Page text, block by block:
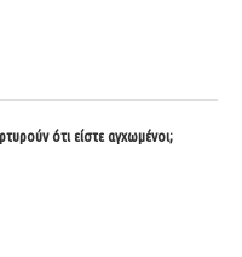
ότι είστε αγχωμένοι;